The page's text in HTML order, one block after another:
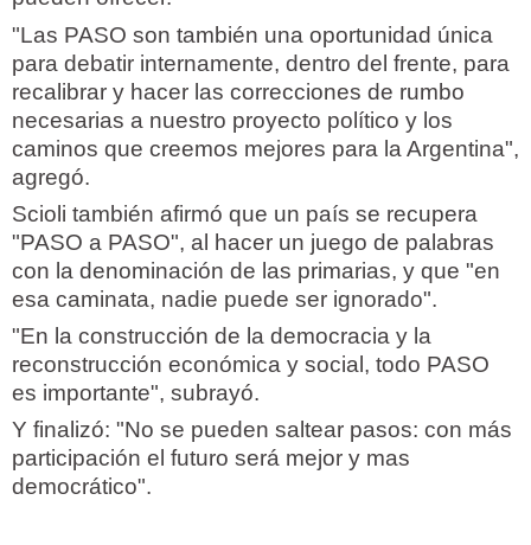
"Las PASO son también una oportunidad única
para debatir internamente, dentro del frente, para
recalibrar y hacer las correcciones de rumbo
necesarias a nuestro proyecto político y los
caminos que creemos mejores para la Argentina",
agregó.
Scioli también afirmó que un país se recupera
"PASO a PASO", al hacer un juego de palabras
con la denominación de las primarias, y que "en
esa caminata, nadie puede ser ignorado".
"En la construcción de la democracia y la
reconstrucción económica y social, todo PASO
es importante", subrayó.
Y finalizó: "No se pueden saltear pasos: con más
participación el futuro será mejor y mas
democrático".